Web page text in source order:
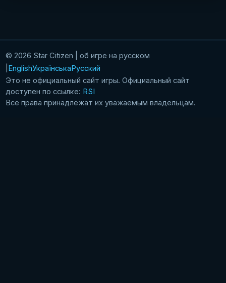
© 2026 Star Citizen | об игре на русском
EnglishУкраїнськаРусский
Это не официальный сайт игры. Официальный сайт
доступен по ссылке: RSI
Все права принадлежат их уважаемым владельцам.